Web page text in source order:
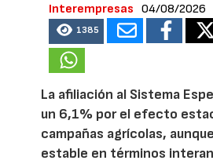
Interempresas
04/08/2026
1385
La afiliación al Sistema
un 6,1% por el efecto
campañas agrícolas,
estable en términos